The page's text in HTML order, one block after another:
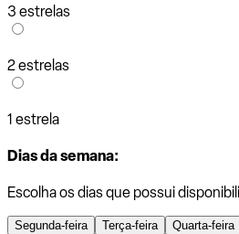
3 estrelas
2 estrelas
1 estrela
Dias da semana:
Escolha os dias que possui
Segunda-feira Terça-feira Quarta-feira